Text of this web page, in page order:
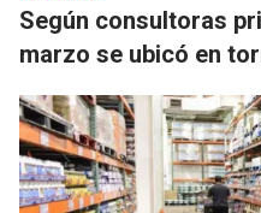
Según consultoras
marzo se ubicó en